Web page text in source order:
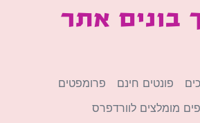
אתר
חינם
פרומפטים
לוורדפרס